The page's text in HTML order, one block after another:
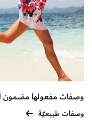
وصفات مفعولها مضمون
وصفات طبيعيّة